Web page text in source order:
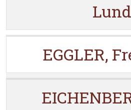
Lund
EGGLER,